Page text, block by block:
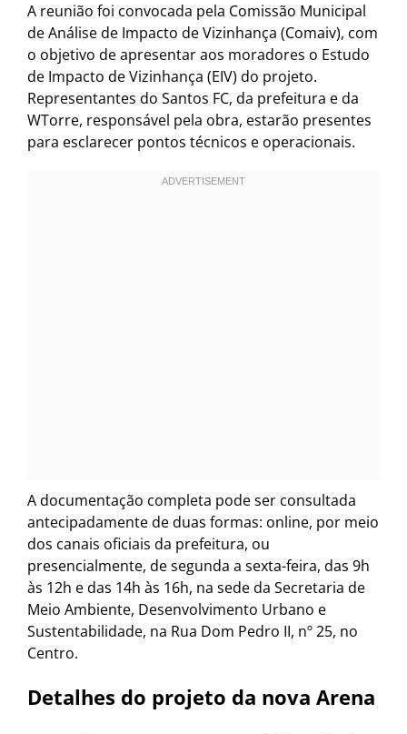
A reunião foi convocada pela Comissão Municipal
de Análise de Impacto de Vizinhança (Comaiv), com
o objetivo de apresentar aos moradores o Estudo
de Impacto de Vizinhança (EIV) do projeto.
Representantes do Santos FC, da prefeitura e da
WTorre, responsável pela obra, estarão presentes
para esclarecer pontos técnicos e operacionais.
A documentação completa pode ser consultada
antecipadamente de duas formas: online, por meio
dos canais oficiais da prefeitura, ou
presencialmente, de segunda a sexta-feira, das 9h
às 12h e das 14h às 16h, na sede da Secretaria de
Meio Ambiente, Desenvolvimento Urbano e
Sustentabilidade, na Rua Dom Pedro II, nº 25, no
Centro.
Detalhes do projeto da nova Arena